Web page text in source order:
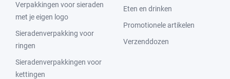
Verpakkingen voor sieraden
met je eigen logo
Sieradenverpakking voor
ringen
Sieradenverpakkingen voor
kettingen
Eten en drinken
Promotionele artikelen
Verzenddozen